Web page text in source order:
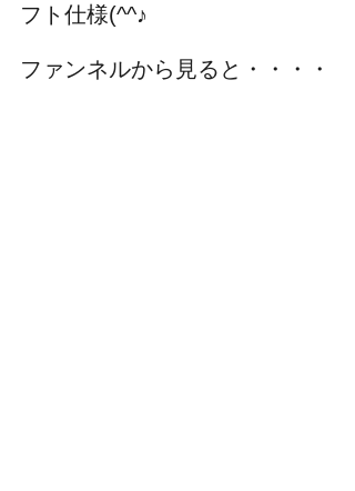
フト仕様(^^♪
ファンネルから見ると・・・・